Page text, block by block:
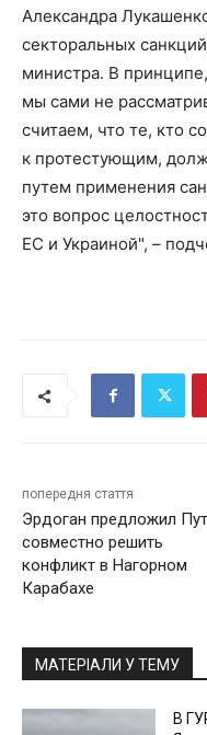
Александра
секторальных
министра. В
мы сами не
считаем, что те, кто
к протестующим,
путем применения
это вопрос
ЕС и Украиной", –
попередня стаття
Эрдоган предложил
совместно решить
конфликт в Нагорном
Карабахе
МАТЕРІАЛИ У ТЕМУ
В